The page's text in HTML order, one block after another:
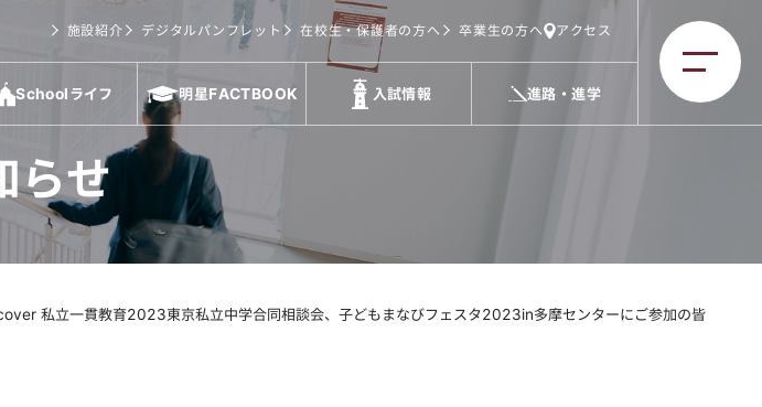
施設紹介 デジタルパンフレット 在校生・保護者の方へ 卒業生の方へ アクセス
Schoolライフ 明星FACTBOOK 入試情報 進路・進学
らせ
私立一貫教育2023東京私立中学合同相談会、子どもまなびフェスタ2023in多摩センターにご参加の皆様へ